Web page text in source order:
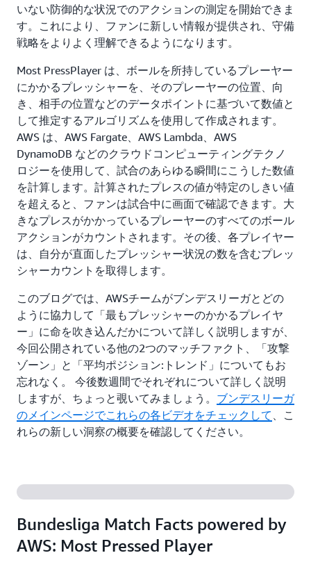
いない防御的な状況でのアクションの測定を開始できま
す。これにより、ファンに新しい情報が提供され、守備
戦略をよりよく理解できるようになります。
Most PressPlayer は、ボールを所持しているプレーヤー
にかかるプレッシャーを、そのプレーヤーの位置、向
き、相手の位置などのデータポイントに基づいて数値と
して推定するアルゴリズムを使用して作成されます。
AWS は、AWS Fargate、AWS Lambda、AWS
DynamoDB などのクラウドコンピューティングテクノ
ロジーを使用して、試合のあらゆる瞬間にこうした数値
を計算します。計算されたプレスの値が特定のしきい値
を超えると、ファンは試合中に画面で確認できます。大
きなプレスがかかっているプレーヤーのすべてのボール
アクションがカウントされます。その後、各プレイヤー
は、自分が直面したプレッシャー状況の数を含むプレッ
シャーカウントを取得します。
このブログでは、AWSチームがブンデスリーガとどの
ように協力して「最もプレッシャーのかかるプレイヤ
ー」に命を吹き込んだかについて詳しく説明しますが、
今回公開されている他の2つのマッチファクト、「攻撃
ゾーン」と「平均ポジション:トレンド」についてもお
忘れなく。 今後数週間でそれぞれについて詳しく説明
しますが、ちょっと覗いてみましょう。 ブンデスリーガ
のメインページでこれらの各ビデオをチェックして 、こ
れらの新しい洞察の概要を確認してください。
Bundesliga Match Facts powered by
AWS: Most Pressed Player